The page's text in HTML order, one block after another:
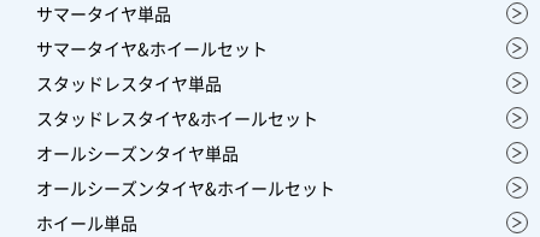
サマータイヤ単品
サマータイヤ&ホイールセット
スタッドレスタイヤ単品
スタッドレスタイヤ&ホイールセット
オールシーズンタイヤ単品
オールシーズンタイヤ&ホイールセット
ホイール単品